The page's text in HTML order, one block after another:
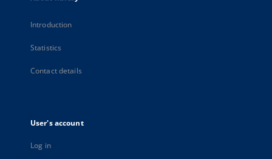
Introduction
Statistics
Contact details
User's account
Log in